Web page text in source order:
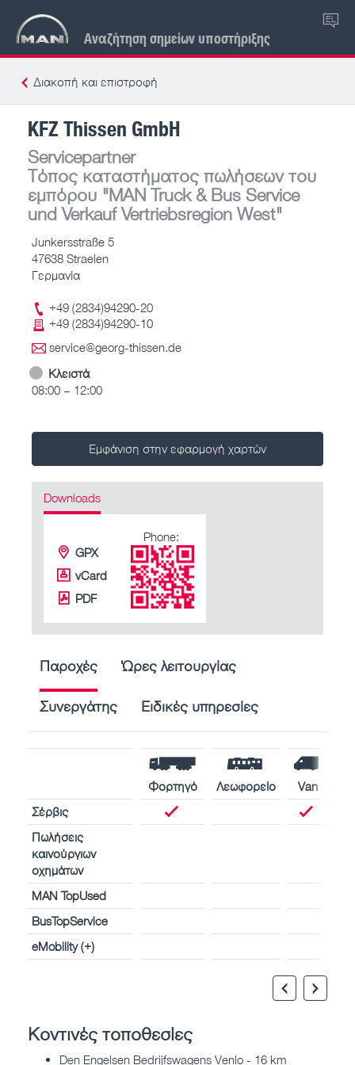
Αναζήτηση σημείων υποστήριξης
EL
Διακοπή και επιστροφή
KFZ Thissen GmbH
Servicepartner
Τόπος καταστήματος πωλήσεων του
εμπόρου "MAN Truck & Bus Service
und Verkauf Vertriebsregion West"
Junkersstraße 5
47638 Straelen
Γερμανία
+49 (2834)94290-20
+49 (2834)94290-10
service@georg-thissen.de
Κλειστά
08:00 – 12:00
Εμφάνιση στην εφαρμογή χαρτών
Downloads
GPX
vCard
PDF
Phone:
Παροχές Ώρες λειτουργίας
Συνεργάτης Ειδικές υπηρεσίες
Φορτηγό Λεωφορείο
Van
Σέρβις
Πωλήσεις
καινούργιων
οχημάτων
MAN TopUsed
BusTopService
eMobility (+)
Κοντινές τοποθεσίες
Den Engelsen Bedrijfswagens Venlo - 16 km